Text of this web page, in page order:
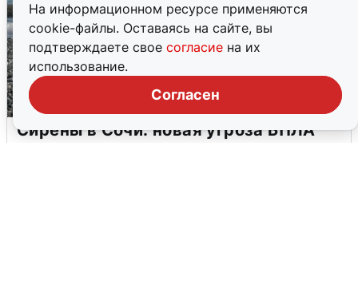
На информационном ресурсе применяются
cookie-файлы. Оставаясь на сайте, вы
подтверждаете свое согласие на их
использование.
Согласен
Сирены в Сочи: новая угроза БПЛА